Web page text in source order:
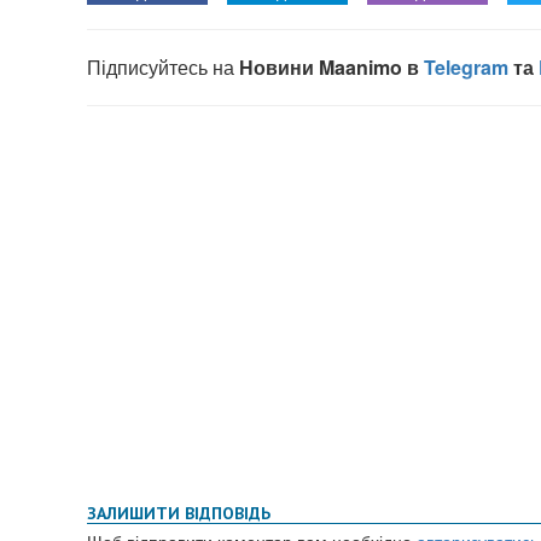
ЗАЛИШИТИ ВІДПОВІДЬ